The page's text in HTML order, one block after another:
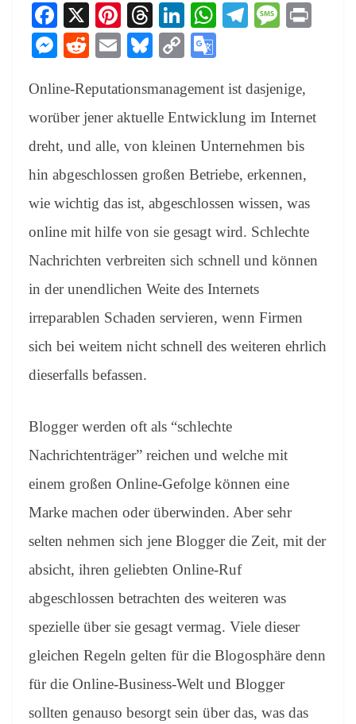
Fa
ce
bo
ok
X
Pi
nt
er
es
t
T
hr
ea
ds
Li
nk
ed
In
W
A
pp
Te
a
m
M
ge
M
se
ng
er
R
di
t
E
ail
Bl
sk
y
C
y
Li
nk
gl
e
Tr
an
sl
at
Online-Reputationsmanagement ist dasjenige,
worüber jener aktuelle Entwicklung im Internet
dreht, und alle, von kleinen Unternehmen bis
hin abgeschlossen großen Betriebe, erkennen,
wie wichtig das ist, abgeschlossen wissen, was
online mit hilfe von sie gesagt wird. Schlechte
Nachrichten verbreiten sich schnell und können
in der unendlichen Weite des Internets
irreparablen Schaden servieren, wenn Firmen
sich bei weitem nicht schnell des weiteren ehrlich
dieserfalls befassen.
Blogger werden oft als “schlechte
Nachrichtenträger” reichen und welche mit
einem großen Online-Gefolge können eine
Marke machen oder überwinden. Aber sehr
selten nehmen sich jene Blogger die Zeit, mit der
absicht, ihren geliebten Online-Ruf
abgeschlossen betrachten des weiteren was
spezielle über sie gesagt vermag. Viele dieser
gleichen Regeln gelten für die Blogosphäre denn
für die Online-Business-Welt und Blogger
sollten genauso besorgt sein über das, was das